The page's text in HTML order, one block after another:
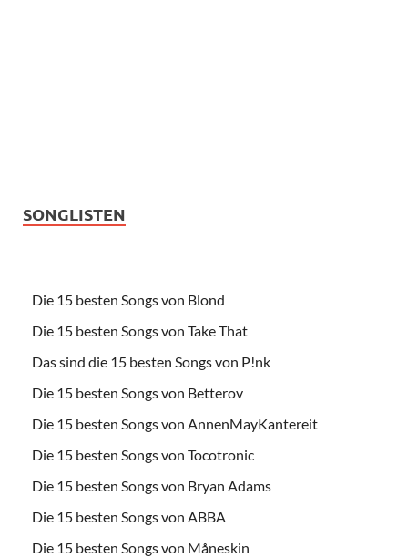
SONGLISTEN
Die 15 besten Songs von Blond
Die 15 besten Songs von Take That
Das sind die 15 besten Songs von P!nk
Die 15 besten Songs von Betterov
Die 15 besten Songs von AnnenMayKantereit
Die 15 besten Songs von Tocotronic
Die 15 besten Songs von Bryan Adams
Die 15 besten Songs von ABBA
Die 15 besten Songs von Måneskin